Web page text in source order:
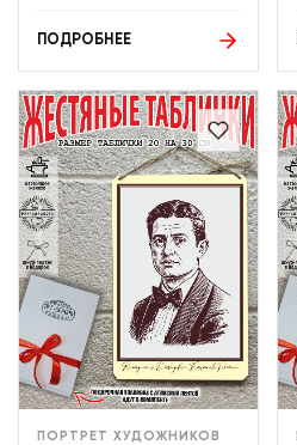
ПОДРОБНЕЕ
ПОРТРЕТ ХУДОЖНИКОВ